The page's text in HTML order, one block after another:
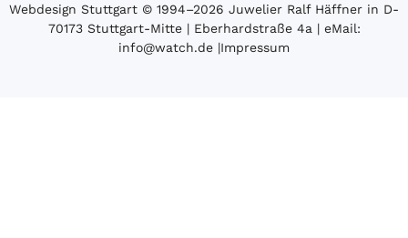
Webdesign Stuttgart © 1994­–2026 Juwelier Ralf Häffner in D-
70173 Stuttgart-Mitte | Eberhardstraße 4a | eMail:
info@watch.de |Impressum